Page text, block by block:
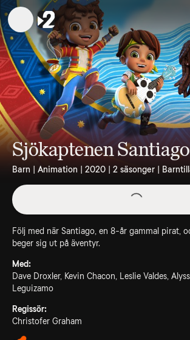
Sjökaptenen Santiago
Barn | Animation | 2020 | 2 säsonger |
Följ med när Santiago, en 8-år gammal pirat,
beger sig ut på äventyr.
Med:
Dave Droxler, Kevin Chacon, Leslie Valdes,
Leguizamo
Regissör:
Christofer Graham